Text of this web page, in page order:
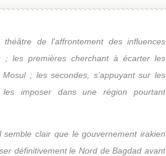
de l’affrontement des influences
; les premières cherchant à écarter les
; les secondes, s’appuyant sur les
imposer dans une région pourtant
clair que le gouvernement irakien
définitivement le Nord de Bagdad avant